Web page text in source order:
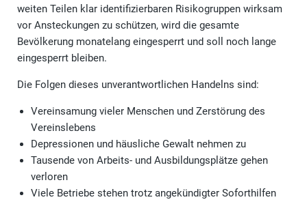
weiten Teilen klar identifizierbaren Risikogruppen wirksam
vor Ansteckungen zu schützen, wird die gesamte
Bevölkerung monatelang eingesperrt und soll noch lange
eingesperrt bleiben.
Die Folgen dieses unverantwortlichen Handelns sind:
Vereinsamung vieler Menschen und Zerstörung des
Vereinslebens
Depressionen und häusliche Gewalt nehmen zu
Tausende von Arbeits- und Ausbildungsplätze gehen
verloren
Viele Betriebe stehen trotz angekündigter Soforthilfen